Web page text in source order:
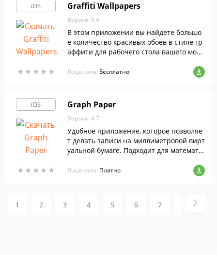
iOS
★ ★ ★ ★ ★
★ ★ ★ ★ ★
Graffiti Wallpapers
Версия: 9.4
В этом приложении вы найдете большо
е количество красивых обоев в стиле гр
аффити для рабочего стола вашего моби
Лицензия: Бесплатно
iOS
★ ★ ★ ★ ★
★ ★ ★ ★ ★
Graph Paper
Версия: 4.7
Удобное приложение, которое позволяе
т делать записи на миллиметровой вирт
уальной бумаге. Подходит для математи
ат, и пр.
Лицензия: Платно
1 2 3 4 5 6 7